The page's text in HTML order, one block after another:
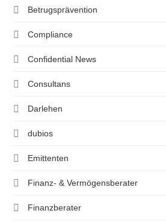
Betrugsprävention
Compliance
Confidential News
Consultans
Darlehen
dubios
Emittenten
Finanz- & Vermögensberater
Finanzberater